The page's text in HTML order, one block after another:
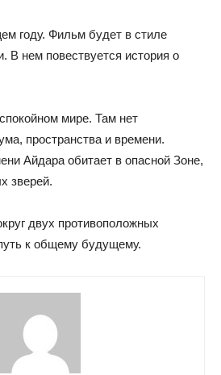
году. Фильм будет в стиле
В нем повествуется история о
мире. Там нет
пространства и времени.
Айдара обитает в опасной Зоне,
зверей.
двух противоположных
к общему будущему.